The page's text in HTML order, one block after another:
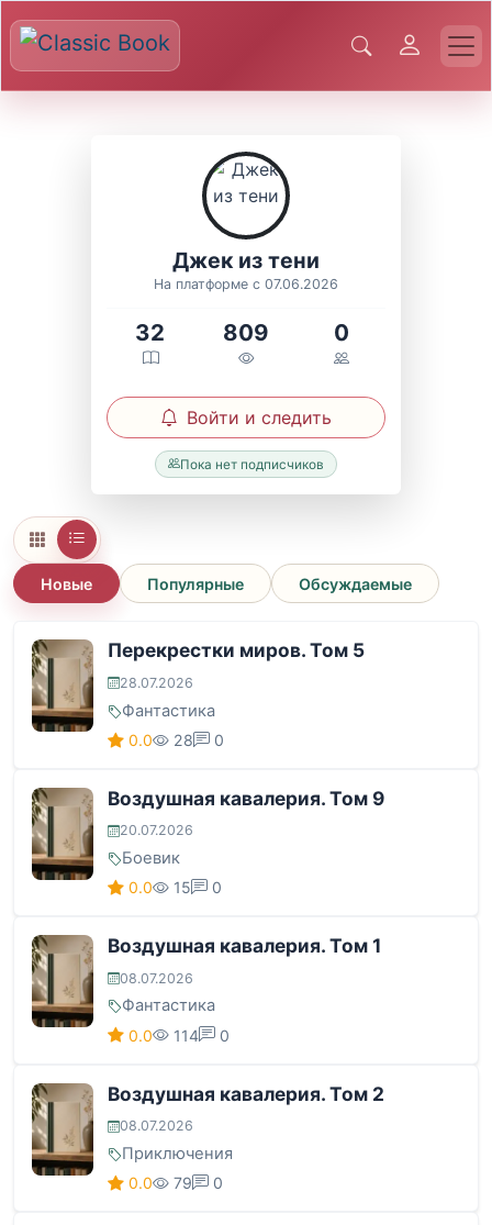
Джек из тени
На платформе с 07.06.2026
32 809 0
Войти и следить
Пока нет подписчиков
Новые Популярные Обсуждаемые
Перекрестки миров. Том 5
28.07.2026
Фантастика
0.0 28 0
Воздушная кавалерия. Том 9
20.07.2026
Боевик
0.0 15 0
Воздушная кавалерия. Том 1
08.07.2026
Фантастика
0.0 114 0
Воздушная кавалерия. Том 2
08.07.2026
Приключения
0.0 79 0